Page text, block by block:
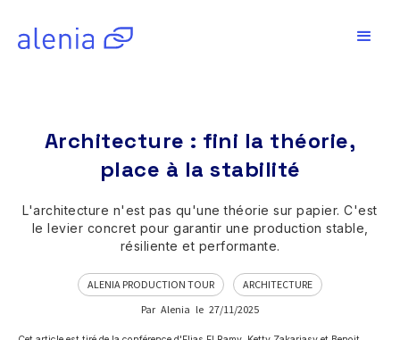
Architecture : fini la théorie,
place à la stabilité
L'architecture n'est pas qu'une théorie sur papier. C'est
le levier concret pour garantir une production stable,
résiliente et performante.
ALENIA PRODUCTION TOUR
ARCHITECTURE
Par Alenia le 27/11/2025